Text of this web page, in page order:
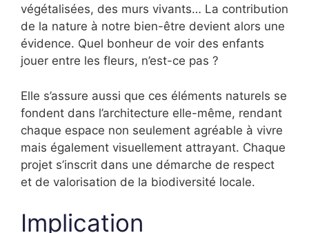
végétalisées, des murs vivants… La contribution
de la nature à notre bien-être devient alors une
évidence. Quel bonheur de voir des enfants
jouer entre les fleurs, n’est-ce pas ?
Elle s’assure aussi que ces éléments naturels se
fondent dans l’architecture elle-même, rendant
chaque espace non seulement agréable à vivre
mais également visuellement attrayant. Chaque
projet s’inscrit dans une démarche de respect
et de valorisation de la biodiversité locale.
Implication